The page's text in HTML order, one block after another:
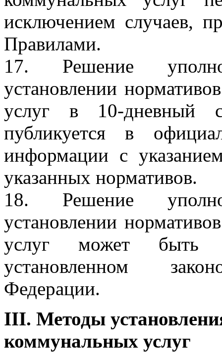
исключением случаев,
Правилами.
17. Решение
установлении
услуг в 10-дневный
публикуется в
информации с
указанных нормативов.
18. Решение
установлении
услуг может быть
установленном
Федерации.
III. Методы
коммунальных услуг